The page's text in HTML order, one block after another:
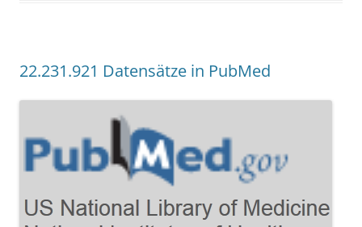
22.231.921 Datensätze in PubMed